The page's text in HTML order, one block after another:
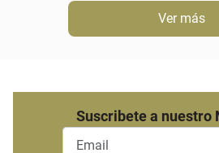
Ver más
Suscribete a nuestro